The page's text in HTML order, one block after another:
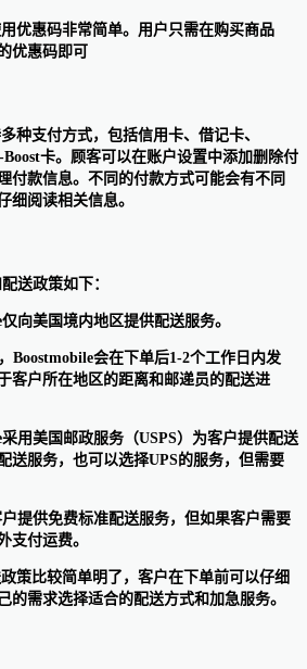
优惠码非常简单。用户只需在购买商品
优惠码即可
种支付方式，包括信用卡、借记卡、
卡。顾客可以在账户设置中添加删除付
付款信息。不同的付款方式可能会有不同
细阅读相关信息。
送政策如下：
向美国境内地区提供配送服务。
Boostmobile会在下单后1-2个工作日内发
客户所在地区的距离和邮递员的配送进
用美国邮政服务（USPS）为客户提供配送
送服务，也可以选择UPS的服务，但需要
提供免费标准配送服务，但如果客户需要
支付运费。
策比较简单明了，客户在下单前可以仔细
的需求选择适合的配送方式和加急服务。